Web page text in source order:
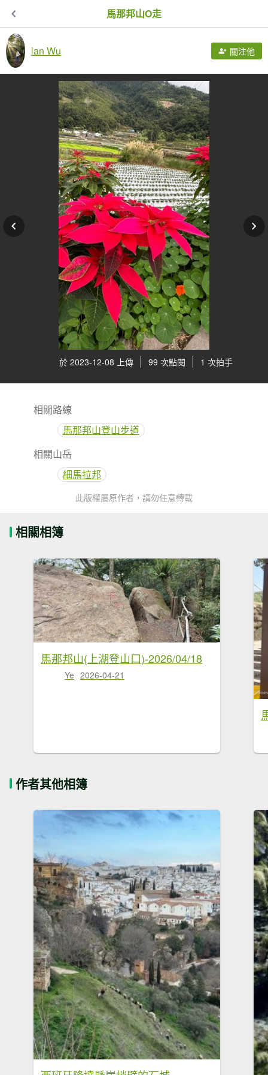
馬那邦山O走
lan Wu 關注他
於 2023-12-08 上傳 99 次點閱 1 次拍手
相關路線
馬那邦山登山步道
相關山岳
細馬拉邦
此版權屬原作者，請勿任意轉載
相關相簿
馬那邦山(上湖登山口)-2026/04/18
Ye 2026-04-21
作者其他相簿